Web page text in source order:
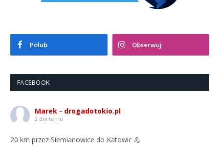
Polub Obserwuj
FACEBOOK
Marek - drogadotokio.pl
2 dni temu
20 km przez Siemianowice do Katowic 💪